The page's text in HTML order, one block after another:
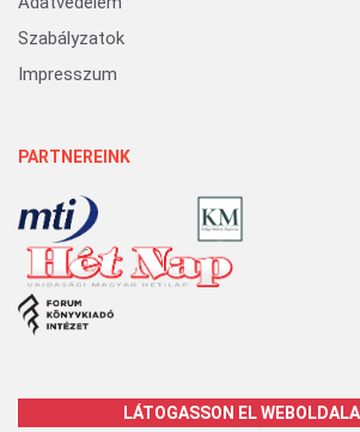
Szabályzatok
Impresszum
PARTNEREINK
LÁTOGASSON EL